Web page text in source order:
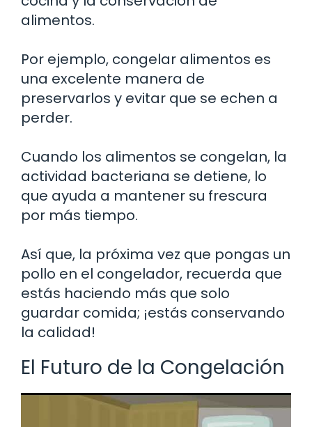
alimentos.
Por ejemplo, congelar alimentos es
una excelente manera de
preservarlos y evitar que se echen a
perder.
Cuando los alimentos se congelan, la
actividad bacteriana se detiene, lo
que ayuda a mantener su frescura
por más tiempo.
Así que, la próxima vez que pongas un
pollo en el congelador, recuerda que
estás haciendo más que solo
guardar comida; ¡estás conservando
la calidad!
El Futuro de la Congelación